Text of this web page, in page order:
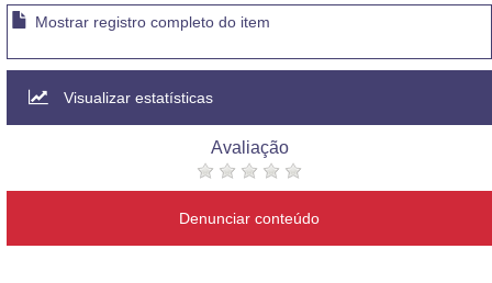
Mostrar registro completo do item
Visualizar estatísticas
Avaliação
Denunciar conteúdo